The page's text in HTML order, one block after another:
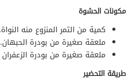
مكونات الحشوة
كمية من التمر المنزوع منه النواة.
ملعقة صغيرة من بودرة الحبهان.
ملعقة صغيرة من بودرة
طريقة التحضير